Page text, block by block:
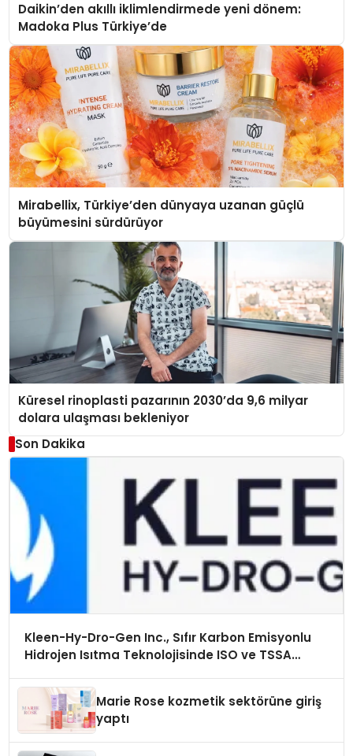
Daikin’den akıllı iklimlendirmede yeni dönem:
Madoka Plus Türkiye’de
Mirabellix, Türkiye’den dünyaya uzanan güçlü
büyümesini sürdürüyor
Küresel rinoplasti pazarının 2030’da 9,6 milyar
dolara ulaşması bekleniyor
Son Dakika
Kleen-Hy-Dro-Gen Inc., Sıfır Karbon Emisyonlu
Hidrojen Isıtma Teknolojisinde ISO ve TSSA
Marie Rose kozmetik sektörüne giriş
yaptı